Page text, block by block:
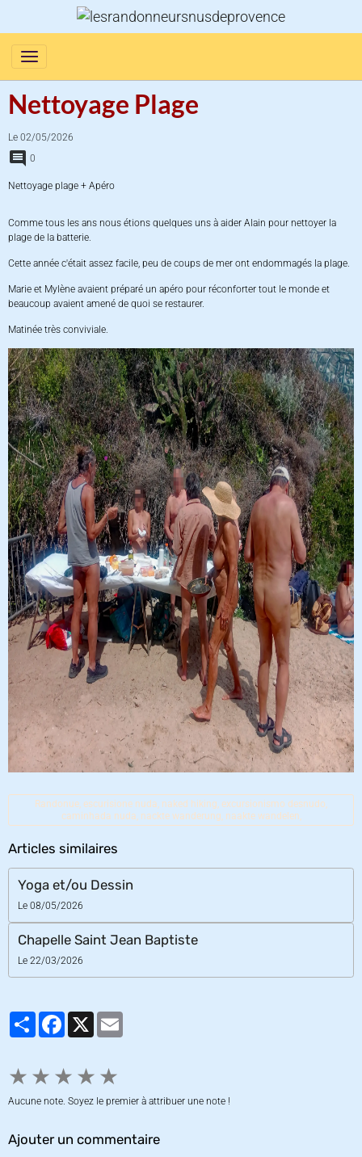
Nettoyage Plage
Le 02/05/2026
0
Nettoyage plage + Apéro
Comme tous les ans nous étions quelques uns à aider Alain pour nettoyer la
plage de la batterie.
Cette année c'était assez facile, peu de coups de mer ont endommagés la plage.
Marie et Mylène avaient préparé un apéro pour réconforter tout le monde et
beaucoup avaient amené de quoi se restaurer.
Matinée très conviviale.
Randonue, escurisione nuda, naked hiking, excursionismo desnudo,
caminhada nuda, nackte wanderung, naakte wandelen,
Articles similaires
Yoga et/ou Dessin
Le 08/05/2026
Chapelle Saint Jean Baptiste
Le 22/03/2026
PartagerFacebook
X
★ ★ ★ ★ ★
Aucune note. Soyez le premier à attribuer une note !
Ajouter un commentaire